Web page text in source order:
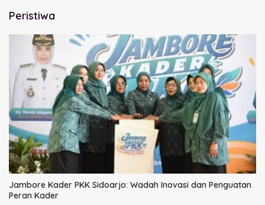
Peristiwa
Jambore Kader PKK Sidoarjo: Wadah Inovasi dan Penguatan
Peran Kader